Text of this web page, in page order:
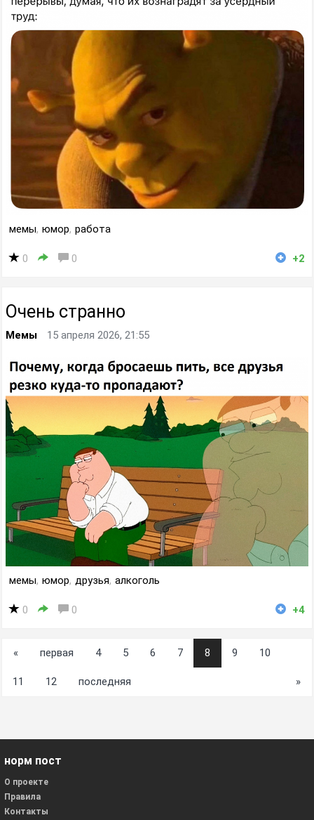
мемы, юмор, работа
0 0 +2
Очень странно
Мемы 15 апреля 2026, 21:55
мемы, юмор, друзья, алкоголь
0 0 +4
« первая 4 5 6 7 8 9 10
11 12 последняя »
норм пост
О проекте
Правила
Контакты